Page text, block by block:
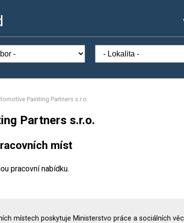
Painting Partners s.r.o.
Partners s.r.o.
míst
pracovní nabídku.
místech poskytuje Ministerstvo práce a sociálních